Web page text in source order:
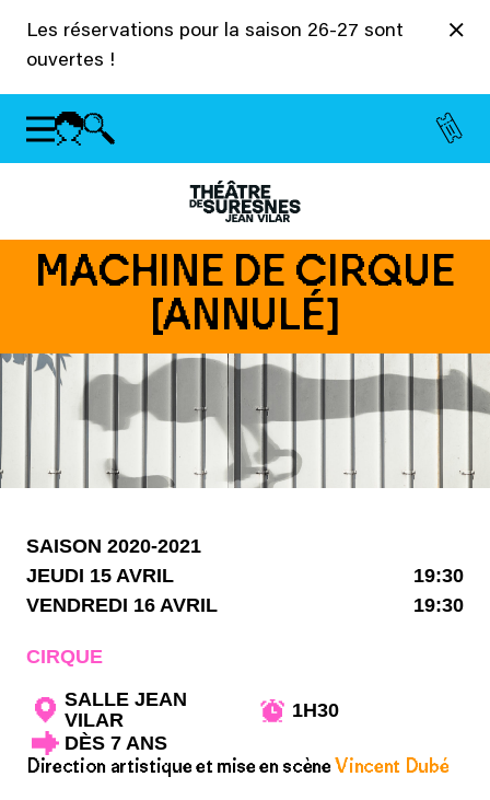
Les réservations pour la saison 26-27 sont
ouvertes !
MACHINE DE CIRQUE
[ANNULÉ]
SAISON 2020-2021
JEUDI 15 AVRIL
19:30
VENDREDI 16 AVRIL
19:30
CIRQUE
SALLE JEAN
VILAR
1H30
DÈS 7 ANS
Direction artistique et mise en scèneVincent Dubé